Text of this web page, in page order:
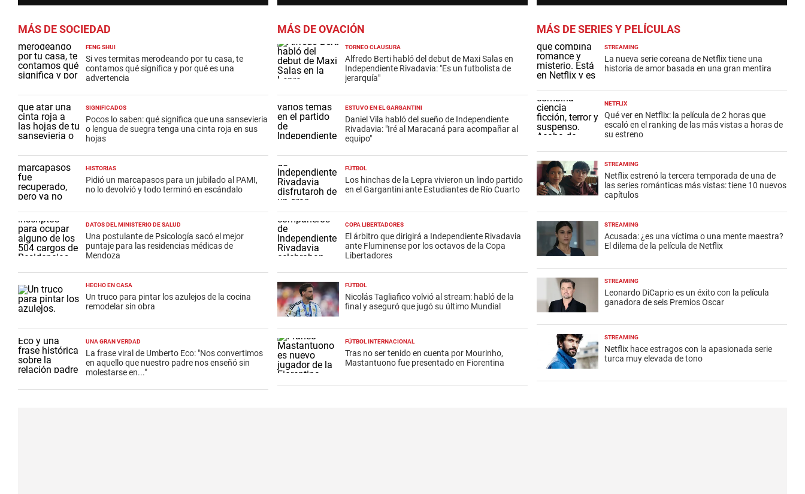
MÁS DE SOCIEDAD
FENG SHUI
Si ves termitas merodeando por tu casa, te
contamos qué significa y por qué es una
advertencia
SIGNIFICADOS
Pocos lo saben: qué significa que una sansevieria
o lengua de suegra tenga una cinta roja en sus
hojas
HISTORIAS
Pidió un marcapasos para un jubilado al PAMI,
no lo devolvió y todo terminó en escándalo
DATOS DEL MINISTERIO DE SALUD
Una postulante de Psicología sacó el mejor
puntaje para las residencias médicas de
Mendoza
HECHO EN CASA
Un truco para pintar los azulejos de la cocina
remodelar sin obra
UNA GRAN VERDAD
La frase viral de Umberto Eco: "Nos convertimos
en aquello que nuestro padre nos enseñó sin
molestarse en..."
MÁS DE OVACIÓN
TORNEO CLAUSURA
Alfredo Berti habló del debut de Maxi Salas en
Independiente Rivadavia: "Es un futbolista de
jerarquía"
ESTUVO EN EL GARGANTINI
Daniel Vila habló del sueño de Independiente
Rivadavia: "Iré al Maracaná para acompañar al
equipo"
FÚTBOL
Los hinchas de la Lepra vivieron un lindo partido
en el Gargantini ante Estudiantes de Río Cuarto
COPA LIBERTADORES
El árbitro que dirigirá a Independiente Rivadavia
ante Fluminense por los octavos de la Copa
Libertadores
FÚTBOL
Nicolás Tagliafico volvió al stream: habló de la
final y aseguró que jugó su último Mundial
FÚTBOL INTERNACIONAL
Tras no ser tenido en cuenta por Mourinho,
Mastantuono fue presentado en Fiorentina
MÁS DE SERIES Y PELÍCULAS
STREAMING
La nueva serie coreana de Netflix tiene una
historia de amor basada en una gran mentira
NETFLIX
Qué ver en Netflix: la película de 2 horas que
escaló en el ranking de las más vistas a horas de
su estreno
STREAMING
Netflix estrenó la tercera temporada de una de
las series románticas más vistas: tiene 10 nuevos
capítulos
STREAMING
Acusada: ¿es una víctima o una mente maestra?
El dilema de la película de Netflix
STREAMING
Leonardo DiCaprio es un éxito con la película
ganadora de seis Premios Oscar
STREAMING
Netflix hace estragos con la apasionada serie
turca muy elevada de tono